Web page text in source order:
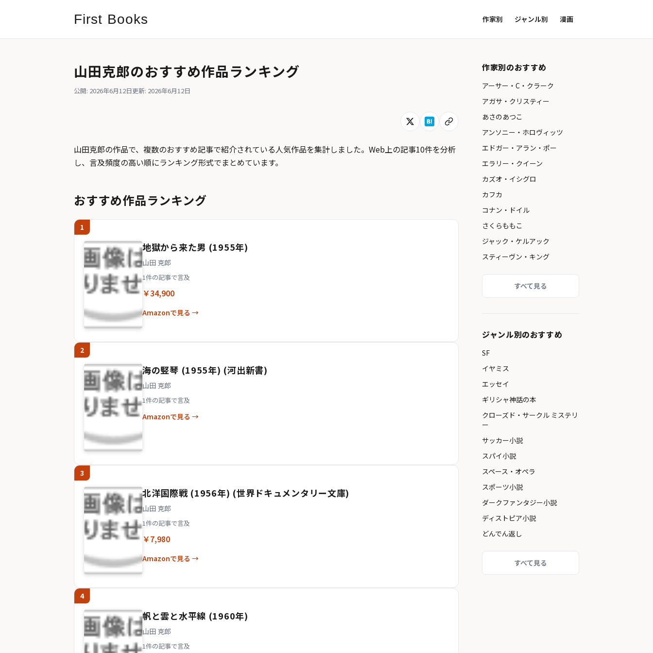
First Books 作家別 ジャンル別 漫画
山田克郎のおすすめ作品ランキング
公開: 2026年6月12日更新: 2026年6月12日
山田克郎の作品で、複数のおすすめ記事で紹介されている人気作品を集計しました。Web上の記事10件を分析
し、言及頻度の高い順にランキング形式でまとめています。
おすすめ作品ランキング
1
地獄から来た男 (1955年)
山田 克郎
1件の記事で言及
￥34,900
Amazonで見る →
2
海の竪琴 (1955年) (河出新書)
山田 克郎
1件の記事で言及
Amazonで見る →
3
北洋国際戦 (1956年) (世界ドキュメンタリー文庫)
山田 克郎
1件の記事で言及
￥7,980
Amazonで見る →
4
帆と雲と水平線 (1960年)
山田 克郎
1件の記事で言及
作家別のおすすめ
アーサー・C・クラーク
アガサ・クリスティー
あさのあつこ
アンソニー・ホロヴィッツ
エドガー・アラン・ポー
エラリー・クイーン
カズオ・イシグロ
カフカ
コナン・ドイル
さくらももこ
ジャック・ケルアック
スティーヴン・キング
すべて見る
ジャンル別のおすすめ
SF
イヤミス
エッセイ
ギリシャ神話の本
クローズド・サークル ミステリ
ー
サッカー小説
スパイ小説
スペース・オペラ
スポーツ小説
ダークファンタジー小説
ディストピア小説
どんでん返し
すべて見る